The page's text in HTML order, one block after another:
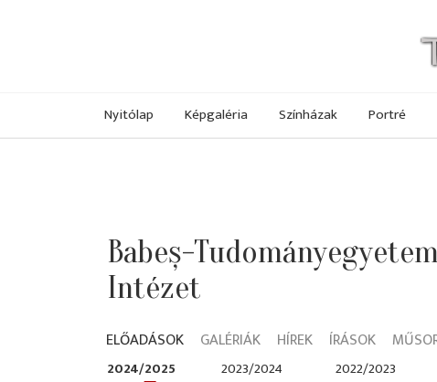
Nyitólap Képgaléria Színházak Portré
Babeș-
Intézet
ELŐADÁSOK GALÉRIÁK HÍREK ÍRÁSOK
2024/2025 2023/2024 2022/2023